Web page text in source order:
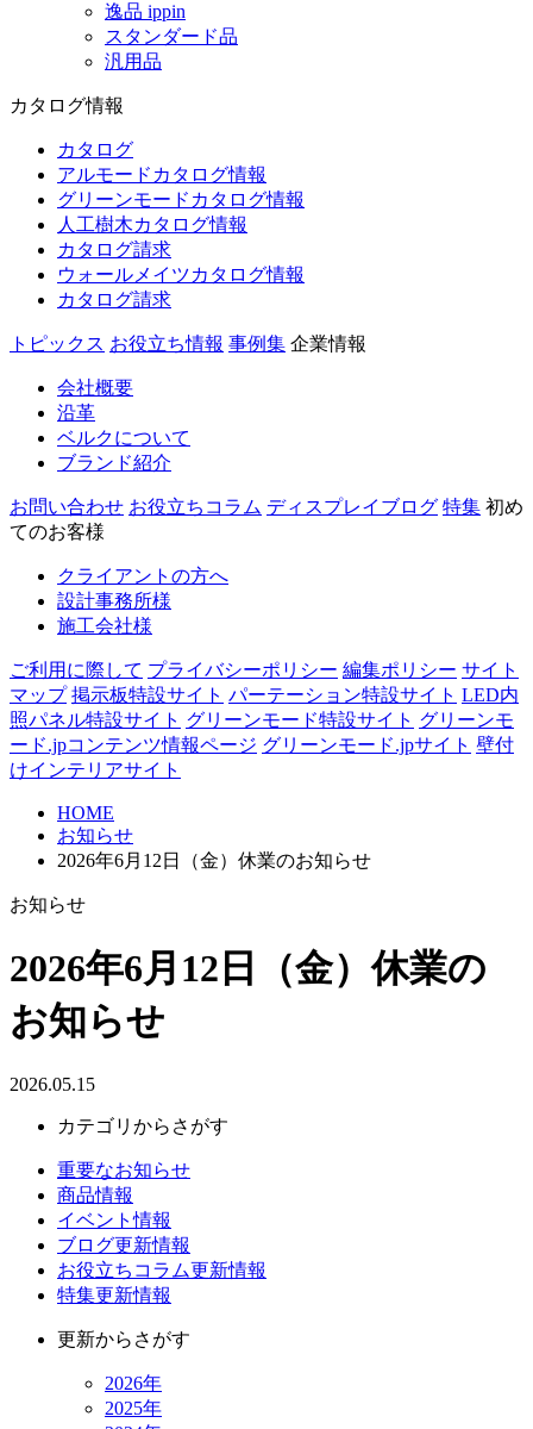
逸品 ippin
スタンダード品
汎用品
カタログ情報
カタログ
アルモードカタログ情報
グリーンモードカタログ情報
人工樹木カタログ情報
カタログ請求
ウォールメイツカタログ情報
カタログ請求
トピックス お役立ち情報 事例集 企業情報
会社概要
沿革
ベルクについて
ブランド紹介
お問い合わせ お役立ちコラム ディスプレイブログ 特集 初め
てのお客様
クライアントの方へ
設計事務所様
施工会社様
ご利用に際して プライバシーポリシー 編集ポリシー サイト
マップ 掲示板特設サイト パーテーション特設サイト LED内
照パネル特設サイト グリーンモード特設サイト グリーンモ
ード.jpコンテンツ情報ページ グリーンモード.jpサイト 壁付
けインテリアサイト
HOME
お知らせ
2026年6月12日（金）休業のお知らせ
お知らせ
2026年6月12日（金）休業の
お知らせ
2026.05.15
カテゴリからさがす
重要なお知らせ
商品情報
イベント情報
ブログ更新情報
お役立ちコラム更新情報
特集更新情報
更新からさがす
2026年
2025年